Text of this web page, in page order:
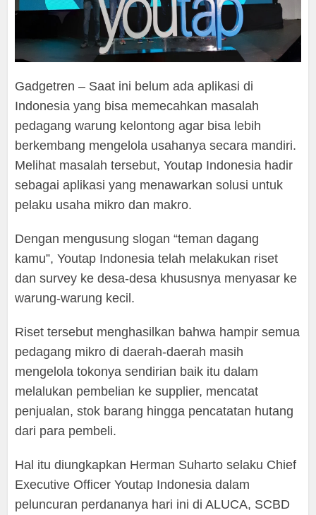
Gadgetren – Saat ini belum ada aplikasi di
Indonesia yang bisa memecahkan masalah
pedagang warung kelontong agar bisa lebih
berkembang mengelola usahanya secara mandiri.
Melihat masalah tersebut, Youtap Indonesia hadir
sebagai aplikasi yang menawarkan solusi untuk
pelaku usaha mikro dan makro.
Dengan mengusung slogan “teman dagang
kamu”, Youtap Indonesia telah melakukan riset
dan survey ke desa-desa khususnya menyasar ke
warung-warung kecil.
Riset tersebut menghasilkan bahwa hampir semua
pedagang mikro di daerah-daerah masih
mengelola tokonya sendirian baik itu dalam
melalukan pembelian ke supplier, mencatat
penjualan, stok barang hingga pencatatan hutang
dari para pembeli.
Hal itu diungkapkan Herman Suharto selaku Chief
Executive Officer Youtap Indonesia dalam
peluncuran perdananya hari ini di ALUCA, SCBD